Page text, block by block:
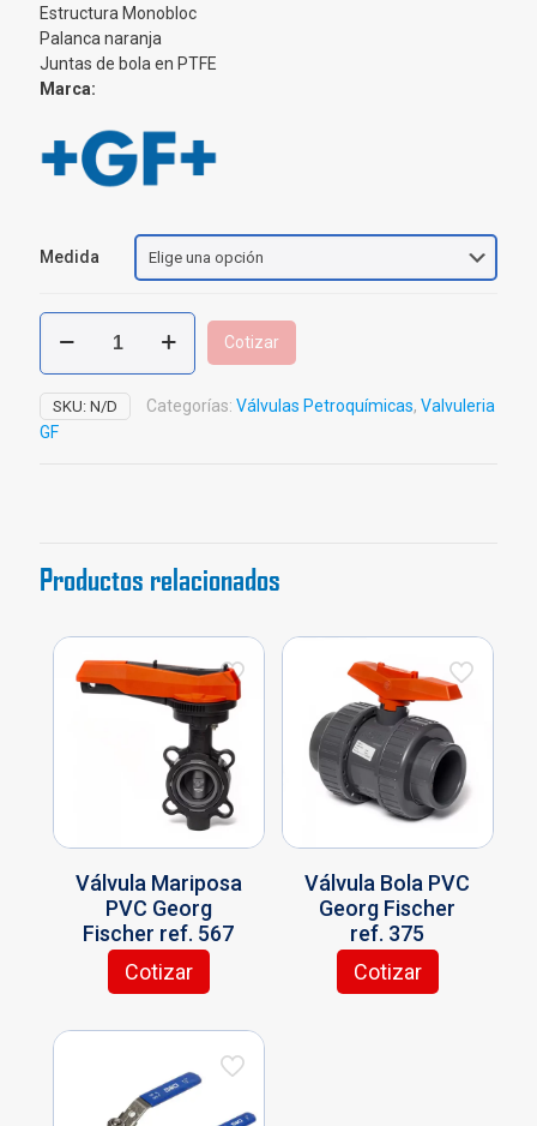
Estructura Monobloc
Palanca naranja
Juntas de bola en PTFE
Marca:
Medida
Válvula
Bola
PVC
Georg
Fischer
Cotizar
SKU: N/D Categorías: Válvulas Petroquímicas, Valvuleria
GF
Productos relacionados
Válvula Mariposa
PVC Georg
Fischer ref. 567
Cotizar
Este
tiene
variantes.
Las
Válvula Bola PVC
Georg Fischer
ref. 375
Cotizar
Este